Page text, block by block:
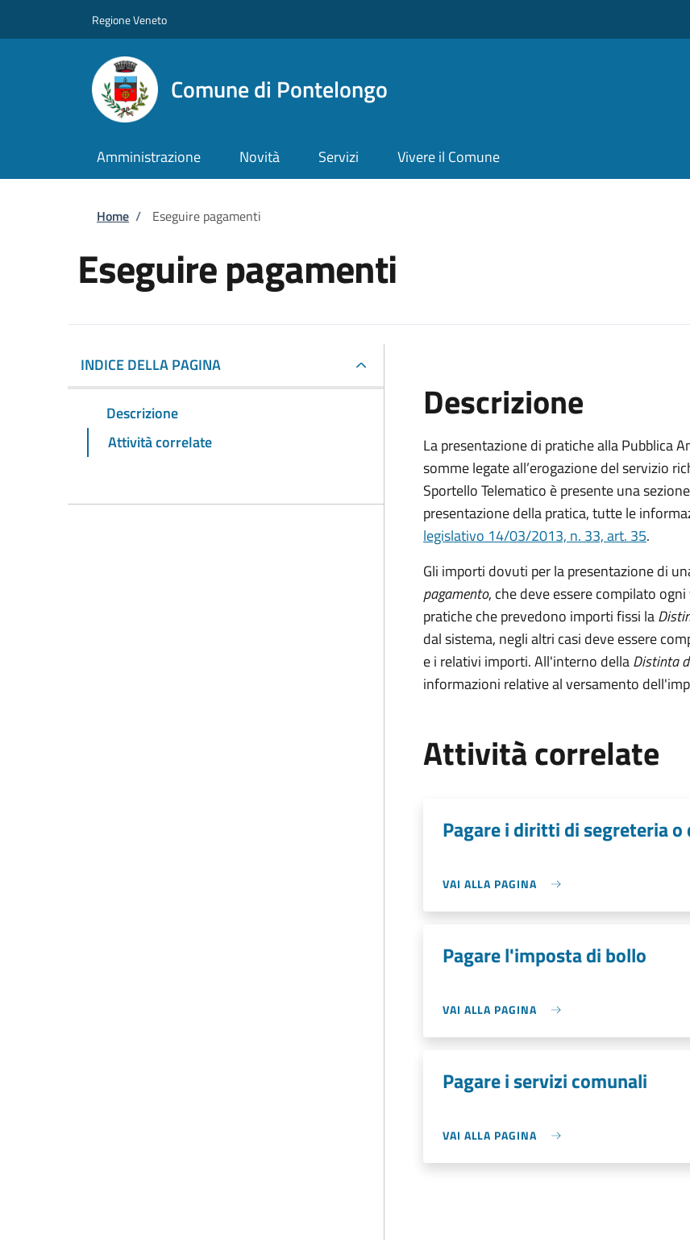
Regione Veneto
Comune di Pontelongo
Amministrazione Novità Servizi Vivere il Comune
Briciole di pane
Home / Eseguire pagamenti
Eseguire pagamenti
INDICE DELLA PAGINA
Descrizione
Attività correlate
Descrizione
La presentazione di pratiche alla Pubblica
somme legate all’erogazione del servizio
Sportello Telematico è presente una
presentazione della pratica, tutte le
legislativo 14/03/2013, n. 33, art. 35.
Gli importi dovuti per la presentazione di
pagamento, che deve essere compilato
pratiche che prevedono importi fissi la
dal sistema, negli altri casi deve essere
e i relativi importi.All'interno dellaDistinta
informazioni relative al versamento
Attività correlate
Pagare i diritti di segreteria
VAI ALLA PAGINA
Pagare l'imposta di bollo
VAI ALLA PAGINA
Pagare i servizi comunali
VAI ALLA PAGINA